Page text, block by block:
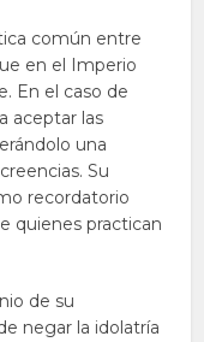
común entre
en el Imperio
En el caso de
aceptar las
una
Su
recordatorio
quienes practican
de su
negar la idolatría